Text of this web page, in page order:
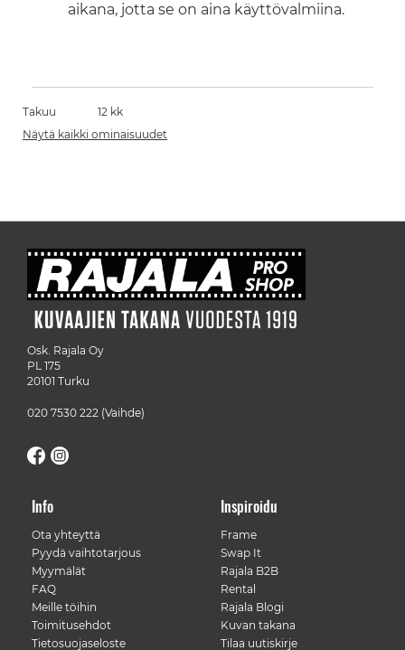
aikana, jotta se on aina käyttövalmiina.
Takuu
12 kk
Näytä kaikki ominaisuudet
Osk. Rajala Oy
PL 175
20101 Turku
020 7530 222 (Vaihde)
Info
Ota yhteyttä
Pyydä vaihtotarjous
Myymälät
FAQ
Meille töihin
Toimitusehdot
Tietosuojaseloste
Inspiroidu
Frame
Swap It
Rajala B2B
Rental
Rajala Blogi
Kuvan takana
Tilaa uutiskirje